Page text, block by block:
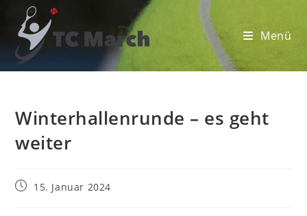
Inhalt
springen
Menü
Winterhallenrunde – es geht
weiter
Beitrag15. Januar 2024